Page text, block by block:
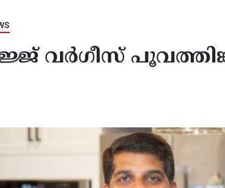
വർഗീസ്
തന്നെ
സൗദി-പാകിസ്ഥാൻ-തുർക്കി
പ്രതിരോധ കരാറിനെതിരെ